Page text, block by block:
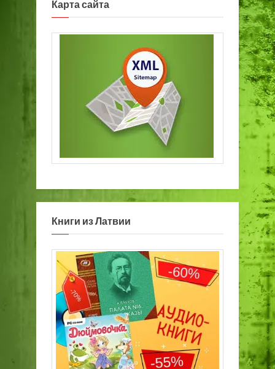
Карта сайта
Книги из Латвии